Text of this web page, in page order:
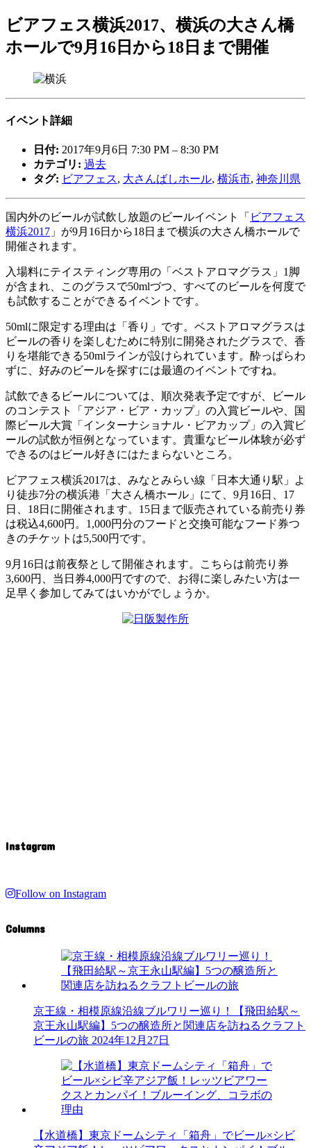
ビアフェス横浜2017、横浜の大さん橋
ホールで9月16日から18日まで開催
イベント詳細
日付: 2017年9月6日 7:30 PM – 8:30 PM
カテゴリ: 過去
タグ: ビアフェス, 大さんばしホール, 横浜市, 神奈川県
国内外のビールが試飲し放題のビールイベント「 ビアフェス
横浜2017 」が9月16日から18日まで横浜の大さん橋ホールで
開催されます。
入場料にテイスティング専用の「ベストアロマグラス」1脚
が含まれ、このグラスで50mlづつ、すべてのビールを何度で
も試飲することができるイベントです。
50mlに限定する理由は「香り」です。ベストアロマグラスは
ビールの香りを楽しむために特別に開発されたグラスで、香
りを堪能できる50mlラインが設けられています。酔っぱらわ
ずに、好みのビールを探すには最適のイベントですね。
試飲できるビールについては、順次発表予定ですが、ビール
のコンテスト「アジア・ビア・カップ」の入賞ビールや、国
際ビール大賞「インターナショナル・ビアカップ」の入賞ビ
ールの試飲が恒例となっています。貴重なビール体験が必ず
できるのはビール好きにはたまらないところ。
ビアフェス横浜2017は、みなとみらい線「日本大通り駅」よ
り徒歩7分の横浜港「大さん橋ホール」にて、9月16日、17
日、18日に開催されます。15日まで販売されている前売り券
は税込4,600円。1,000円分のフードと交換可能なフード券つ
きのチケットは5,500円です。
9月16日は前夜祭として開催されます。こちらは前売り券
3,600円、当日券4,000円ですので、お得に楽しみたい方は一
足早く参加してみてはいかがでしょうか。
Instagram
Follow on Instagram
Columns
京王線・相模原線沿線ブルワリー巡り！【飛田給駅～
京王永山駅編】5つの醸造所と関連店を訪ねるクラフト
ビールの旅 2024年12月27日
【水道橋】東京ドームシティ「箱舟」でビール×シビ